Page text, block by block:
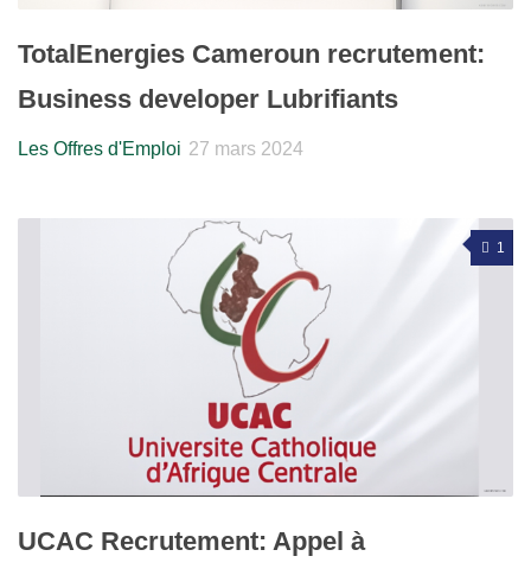
TotalEnergies Cameroun recrutement:
Business developer Lubrifiants
Les Offres d'Emploi 27 mars 2024
1
UCAC Recrutement: Appel à